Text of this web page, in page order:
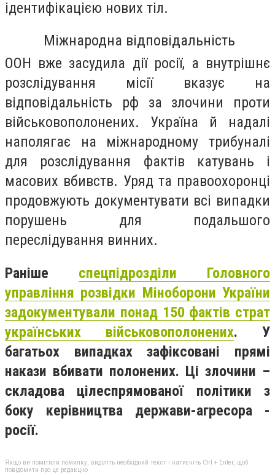
ідентифікацією нових тіл.
Міжнародна відповідальність
ООН вже засудила дії росії, а внутрішнє
розслідування місії вказує на
відповідальність рф за злочини проти
військовополонених. Україна й надалі
наполягає на міжнародному трибуналі
для розслідування фактів катувань і
масових вбивств. Уряд та правоохоронці
продовжують документувати всі випадки
порушень для подальшого
переслідування винних.
Раніше спецпідрозділи Головного
управління розвідки Міноборони України
задокументували понад 150 фактів страт
українських військовополонених. У
багатьох випадках зафіксовані прямі
накази вбивати полонених. Ці злочини –
складова цілеспрямованої політики з
боку керівництва держави-агресора -
росії.
Якщо ви помітили помилку, виділіть необхідний текст і натисніть Ctrl + Enter, щоб
повідомити про це редакцію